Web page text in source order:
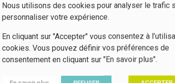
prévision
Nous utilisons des cookies pour analyser le trafic
personnaliser votre expérience.
En cliquant sur "Accepter" vous consentez à
cookies. Vous pouvez définir vos préférences de
consentement en cliquant sur "En savoir plus".